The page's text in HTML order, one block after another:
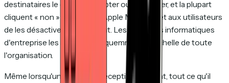
destinataires le choix d'accepter ou de refuser, et la plupart
cliquent « non » par réflexe. Apple Mail permet aux utilisateurs
de les désactiver globalement. Les politiques informatiques
d'entreprise les bloquent fréquemment à l'échelle de toute
l'organisation.
Même lorsqu'un accusé de réception parvient, tout ce qu'il